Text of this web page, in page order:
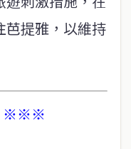
芭提雅，以維持
※※※